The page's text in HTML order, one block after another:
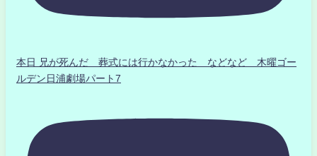
本日 兄が死んだ 葬式には行かなかった などなど 木曜ゴー
ルデン日浦劇場パート7